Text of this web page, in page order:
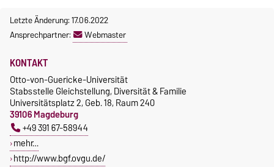
Letzte Änderung: 17.06.2022
Ansprechpartner:
Webmaster
KONTAKT
Otto-von-Guericke-Universität
Stabsstelle Gleichstellung, Diversität & Familie
Universitätsplatz 2, Geb. 18, Raum 240
39106 Magdeburg
+49 391 67-58944
mehr…
http://www.bgf.ovgu.de/